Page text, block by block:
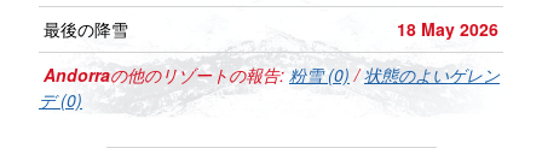
最後の降雪
18 May 2026
Andorraの他のリゾートの報告: 粉雪 (0) /状態のよいゲレン
デ (0)